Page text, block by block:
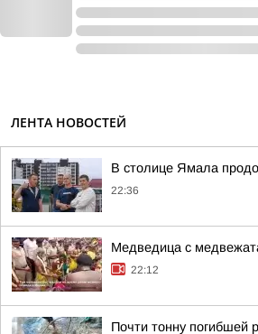
ЛЕНТА НОВОСТЕЙ
В столице Ямала
22:36
Медведица с
22:12
Почти тонну погибшей